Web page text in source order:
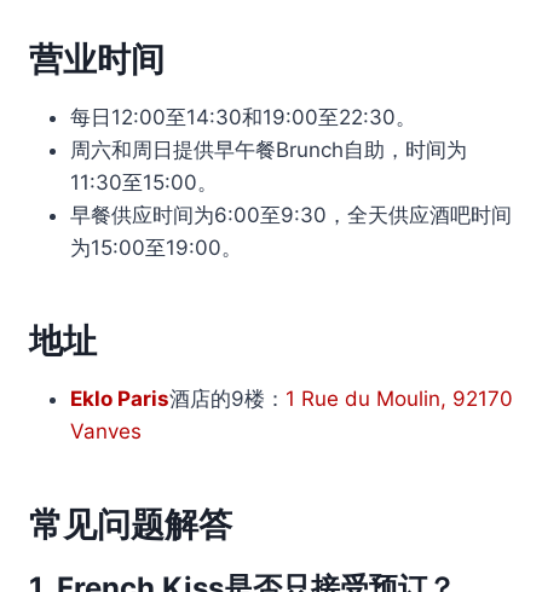
营业时间
每日12:00至14:30和19:00至22:30。
周六和周日提供早午餐Brunch自助，时间为
11:30至15:00。
早餐供应时间为6:00至9:30，全天供应酒吧时间
为15:00至19:00。
地址
Eklo Paris酒店的9楼： 1 Rue du Moulin, 92170
Vanves
常见问题解答